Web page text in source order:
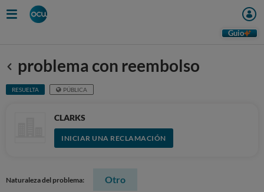
Guio
Anterior
problema con reembolso
RESUELTA PÚBLICA
CLARKS
INICIAR UNA RECLAMACIÓN
Naturaleza del problema: Otro